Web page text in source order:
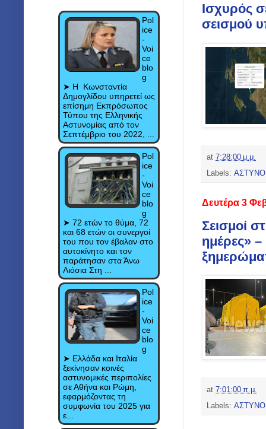
Ισχυρός
σεισμού
at 7:28:00 μ.μ.
Labels:
Δευτέρα 3
Σεισμοί
ημέρες»
at 7:01:00 π.μ.
Labels:
Pol
ice
-
Voi
ce
blo
g
➤ Η Κωνσταντία
Δημογλίδου υπηρετεί ως
επίσημη Εκπρόσωπος
Τύπου της Ελληνικής
Αστυνομίας από τον
Σεπτέμβριο του 2022, ...
Pol
ice
-
Voi
ce
blo
g
➤ 72 ετών το θύμα, 72
και 68 ετών οι συνεργοί
του που τον έβαλαν στο
αυτοκίνητο και τον
παράτησαν στα Άνω
Λιόσια Στη ...
Pol
ice
-
Voi
ce
blo
g
➤ Ελλάδα και Ιταλία
ξεκίνησαν κοινές
αστυνομικές περιπολίες
σε Αθήνα και Ρώμη,
εφαρμόζοντας τη
συμφωνία του 2025 για
ε...